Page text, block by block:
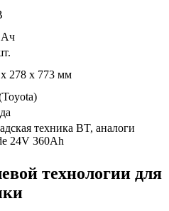
Ач
278 x 773 мм
техника BT, аналоги
24V 360Ah
технологии для